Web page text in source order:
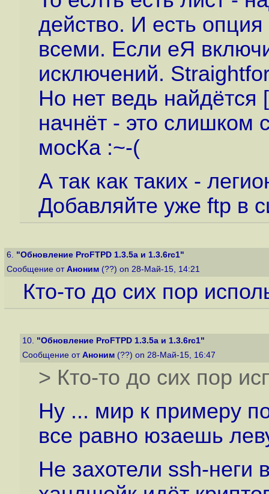
действо. И есть
всеми. Если еЯ
исключений.
Но нет ведь найдётся
начнёт - это слишком
мосКа :~-(
А так как таких -
Добавляйте уже ftp в
6. "Обновление ProFTPD 1.3.5a и 1.3.6rc1"
Сообщение от Аноним (??) on 28-Май-15, 14:21
Кто-то до сих пор
10. "Обновление ProFTPD 1.3.5a и 1.3.6rc1"
Сообщение от Аноним (??) on 28-Май-15, 16:47
> Кто-то до сих пор
Ну ... мир к примеру
все равно юзаешь
Не захотели ssh-неги